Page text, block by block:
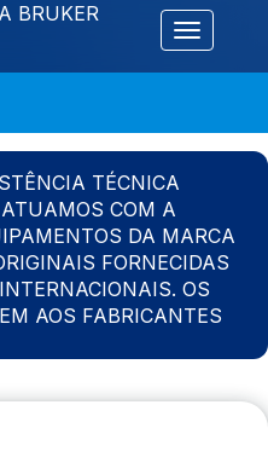
Alternar
TÉCNICA
COM A
DA MARCA
FORNECIDAS
OS
AOS FABRICANTES